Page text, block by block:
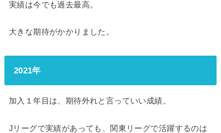
実績は今でも過去最高。
大きな期待がかかりました。
2021年
加入１年目は、期待外れと言っていい成績。
Jリーグで実績があっても、関東リーグで活躍するのは